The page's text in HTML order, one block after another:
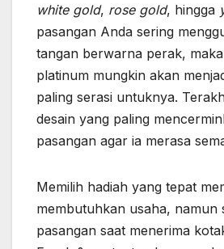
white gold, rose gold, hingga
pasangan Anda sering
tangan berwarna perak, maka
platinum mungkin akan
paling serasi untuknya.
desain yang paling
pasangan agar ia merasa
Memilih hadiah yang tepat
membutuhkan usaha, namun
pasangan saat menerima